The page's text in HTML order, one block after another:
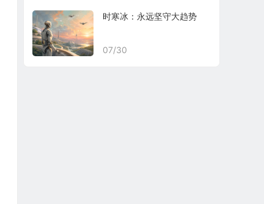
时寒冰：永远坚守大趋势
07/30